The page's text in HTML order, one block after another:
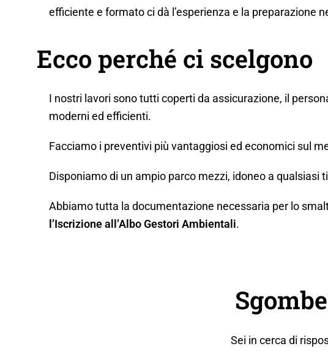
efficiente e formato ci dà l’esperienza e la preparazione
Ecco perché ci scelgono
I nostri lavori sono tutti coperti da assicurazione, il
moderni ed efficienti.
Facciamo i preventivi più vantaggiosi ed economici sul
Disponiamo di un ampio parco mezzi, idoneo a
Abbiamo tutta la documentazione necessaria per lo
l’Iscrizione all’Albo Gestori Ambientali.
Sei in cerca di